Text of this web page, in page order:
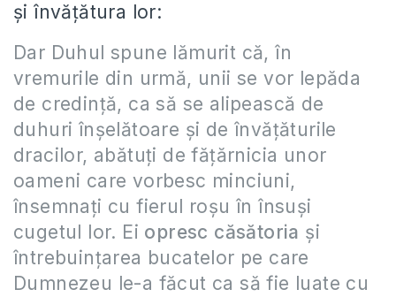
şi învăţătura lor:
Dar Duhul spune lămurit că, în
vremurile din urmă, unii se vor lepăda
de credinţă, ca să se alipească de
duhuri înşelătoare şi de învăţăturile
dracilor, abătuţi de făţărnicia unor
oameni care vorbesc minciuni,
însemnaţi cu fierul roşu în însuşi
cugetul lor. Ei opresc căsătoria şi
întrebuinţarea bucatelor pe care
Dumnezeu le-a făcut ca să fie luate cu